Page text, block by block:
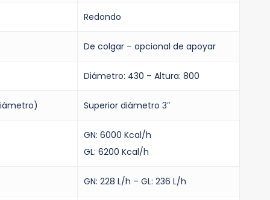
Redondo
De colgar – opcional de apoyar
Diámetro: 430 – Altura: 800
Superior diámetro 3″
GN: 6000 Kcal/h
GL: 6200 Kcal/h
GN: 228 L/h – GL: 236 L/h